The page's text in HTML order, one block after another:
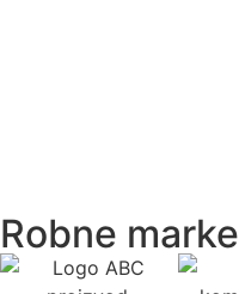
Robne marke